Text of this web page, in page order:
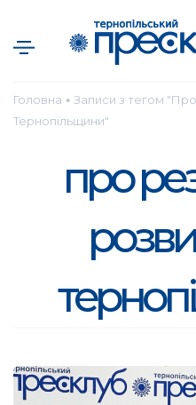
Головна ● Записи з тегом
Тернопільщини"
про